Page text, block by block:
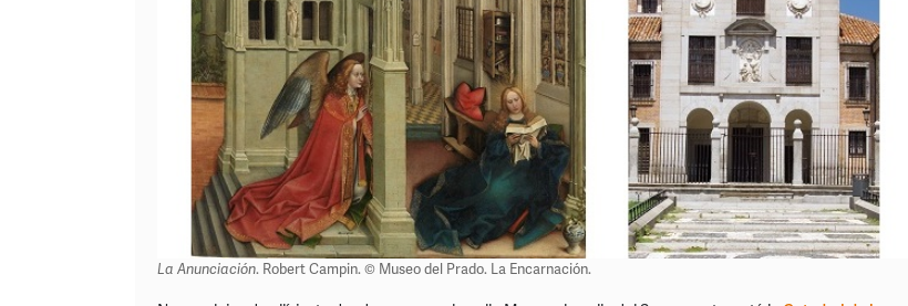
La Anunciación. Robert Campin. © Museo del Prado. La Encarnación.